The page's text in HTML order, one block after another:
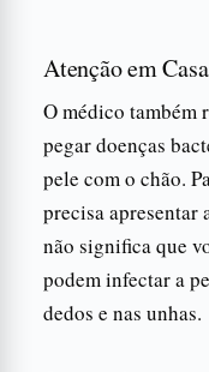
Atenção em Casa
O médico também
pegar doenças
pele com o chão.
precisa apresentar
não significa que
podem infectar a
dedos e nas unhas.